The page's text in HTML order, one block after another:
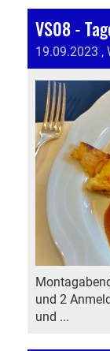
19.09.2023 ,
und 2
und ...